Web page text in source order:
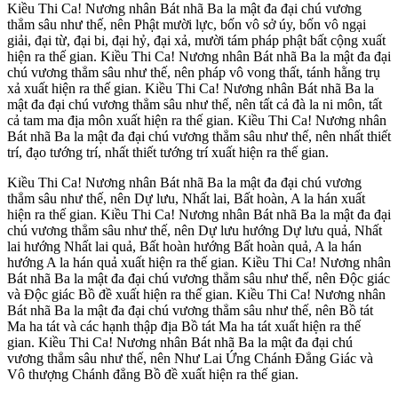
Kiều Thi Ca! Nương nhân Bát nhã Ba la mật đa đại chú vương
thẳm sâu như thế, nên Phật mười lực, bốn vô sở úy, bốn vô ngại
giải, đại từ, đại bi, đại hỷ, đại xả, mười tám pháp phật bất cộng xuất
hiện ra thế gian. Kiều Thi Ca! Nương nhân Bát nhã Ba la mật đa đại
chú vương thẳm sâu như thế, nên pháp vô vong thất, tánh hằng trụ
xả xuất hiện ra thế gian. Kiều Thi Ca! Nương nhân Bát nhã Ba la
mật đa đại chú vương thẳm sâu như thế, nên tất cả đà la ni môn, tất
cả tam ma địa môn xuất hiện ra thế gian. Kiều Thi Ca! Nương nhân
Bát nhã Ba la mật đa đại chú vương thẳm sâu như thế, nên nhất thiết
trí, đạo tướng trí, nhất thiết tướng trí xuất hiện ra thế gian.
Kiều Thi Ca! Nương nhân Bát nhã Ba la mật đa đại chú vương
thẳm sâu như thế, nên Dự lưu, Nhất lai, Bất hoàn, A la hán xuất
hiện ra thế gian. Kiều Thi Ca! Nương nhân Bát nhã Ba la mật đa đại
chú vương thẳm sâu như thế, nên Dự lưu hướng Dự lưu quả, Nhất
lai hướng Nhất lai quả, Bất hoàn hướng Bất hoàn quả, A la hán
hướng A la hán quả xuất hiện ra thế gian. Kiều Thi Ca! Nương nhân
Bát nhã Ba la mật đa đại chú vương thẳm sâu như thế, nên Độc giác
và Độc giác Bồ đề xuất hiện ra thế gian. Kiều Thi Ca! Nương nhân
Bát nhã Ba la mật đa đại chú vương thẳm sâu như thế, nên Bồ tát
Ma ha tát và các hạnh thập địa Bồ tát Ma ha tát xuất hiện ra thế
gian. Kiều Thi Ca! Nương nhân Bát nhã Ba la mật đa đại chú
vương thẳm sâu như thế, nên Như Lai Ứng Chánh Đẳng Giác và
Vô thượng Chánh đẳng Bồ đề xuất hiện ra thế gian.